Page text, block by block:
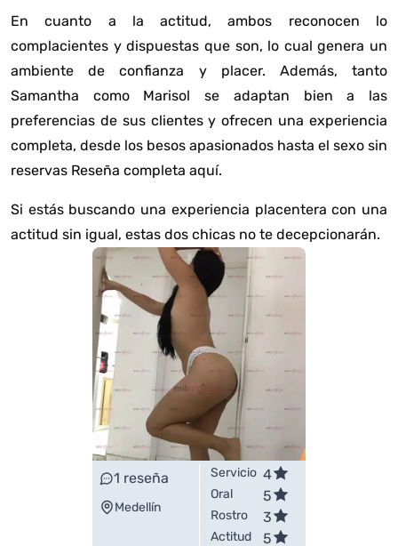
En cuanto a la actitud, ambos reconocen lo
complacientes y dispuestas que son, lo cual genera un
ambiente de confianza y placer. Además, tanto
Samantha como Marisol se adaptan bien a las
preferencias de sus clientes y ofrecen una experiencia
completa, desde los besos apasionados hasta el sexo sin
reservas Reseña completa aquí.
Si estás buscando una experiencia placentera con una
actitud sin igual, estas dos chicas no te decepcionarán.
1 reseña
Medellín
Servicio 4
Oral 5
Rostro 3
Actitud 5